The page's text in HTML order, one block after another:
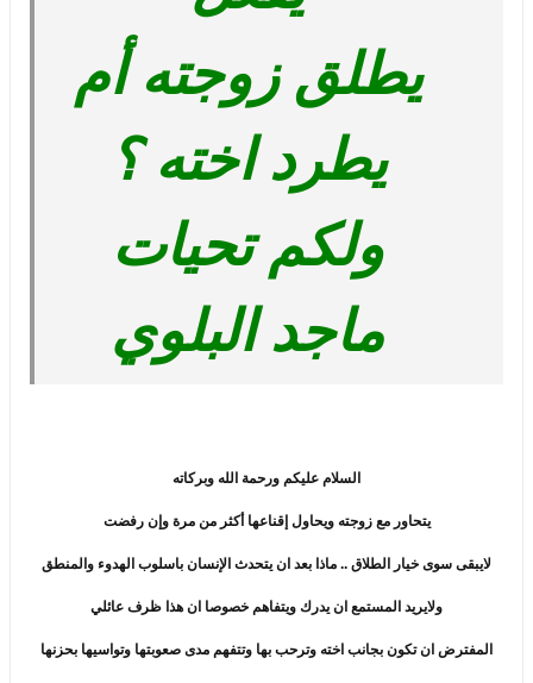
يطلق زوجته أم
يطرد اخته ؟
ولكم تحيات
ماجد البلوي
السلام عليكم ورحمة الله وبركاته
يتحاور مع زوجته ويحاول إقناعها أكثر من مرة وإن رفضت
لايبقى سوى خيار الطلاق .. ماذا بعد ان يتحدث الإنسان باسلوب الهدوء والمنطق
ولايريد المستمع ان يدرك ويتفاهم خصوصا ان هذا ظرف عائلي
المفترض ان تكون بجانب اخته وترحب بها وتتفهم مدى صعوبتها وتواسيها بحزنها